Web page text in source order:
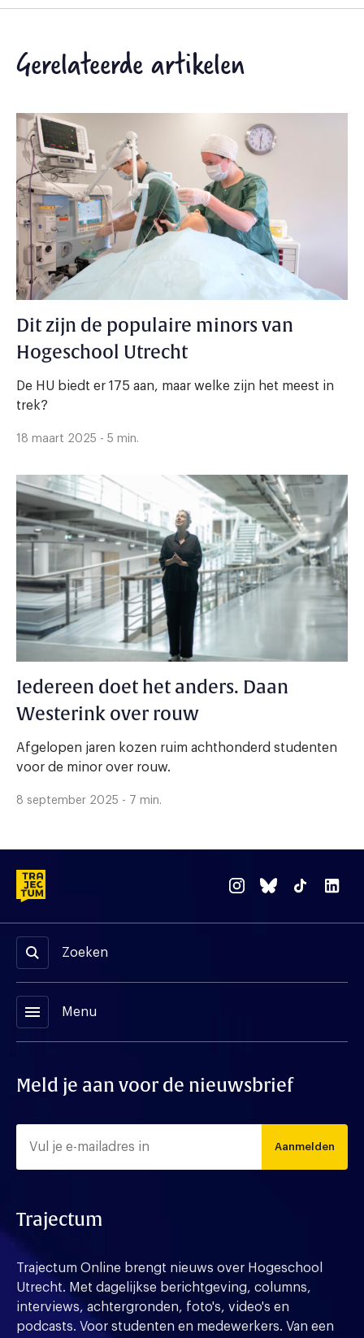
Gerelateerde artikelen
Dit zijn de populaire minors van
Hogeschool Utrecht
De HU biedt er 175 aan, maar welke zijn het meest in
trek?
18 maart 2025 - 5 min.
Iedereen doet het anders. Daan
Westerink over rouw
Afgelopen jaren kozen ruim achthonderd studenten
voor de minor over rouw.
8 september 2025 - 7 min.
Zoeken
menu Menu
Meld je aan voor de nieuwsbrief
Aanmelden
Trajectum
Trajectum Online brengt nieuws over Hogeschool
Utrecht. Met dagelijkse berichtgeving, columns,
interviews, achtergronden, foto's, video's en
podcasts. Voor studenten en medewerkers. Van een